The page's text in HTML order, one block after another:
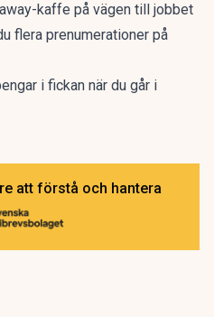
kaffe på vägen till jobbet
flera prenumerationer på
i fickan när du går i
att förstå och hantera